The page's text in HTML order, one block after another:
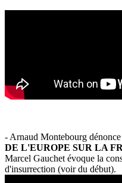
- Arnaud Montebourg
DE L'EUROPE SUR LA
Marcel Gauchet évoque la
d'insurrection (voir du début).